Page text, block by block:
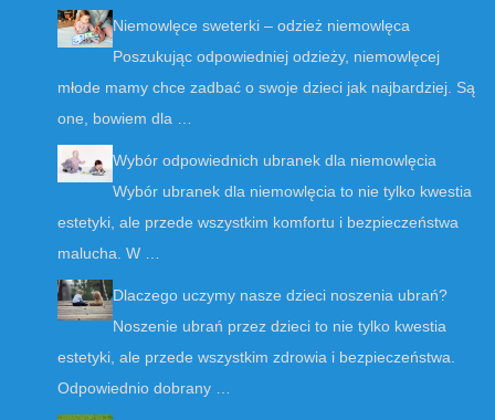
Niemowlęce sweterki – odzież niemowlęca
Poszukując odpowiedniej odzieży, niemowlęcej
młode mamy chce zadbać o swoje dzieci jak najbardziej. Są
one, bowiem dla …
Wybór odpowiednich ubranek dla niemowlęcia
Wybór ubranek dla niemowlęcia to nie tylko kwestia
estetyki, ale przede wszystkim komfortu i bezpieczeństwa
malucha. W …
Dlaczego uczymy nasze dzieci noszenia ubrań?
Noszenie ubrań przez dzieci to nie tylko kwestia
estetyki, ale przede wszystkim zdrowia i bezpieczeństwa.
Odpowiednio dobrany …